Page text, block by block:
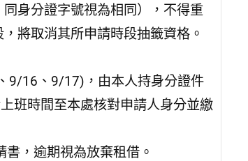
身分證字號視為相同），不得重
將取消其所申請時段抽籤資格。
9/16、9/17)，由本人持身分證件
班時間至本處核對申請人身分並繳
，逾期視為放棄租借。